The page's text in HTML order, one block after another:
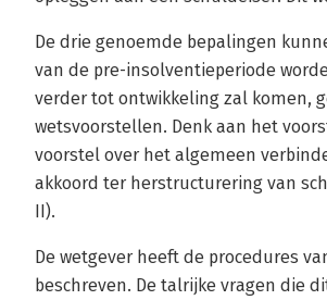
De drie genoemde bepalingen
van de pre-insolventieperiode
verder tot ontwikkeling zal komen,
wetsvoorstellen. Denk aan het
voorstel over het algemeen
akkoord ter herstructurering van
II).
De wetgever heeft de procedures
beschreven. De talrijke vragen die